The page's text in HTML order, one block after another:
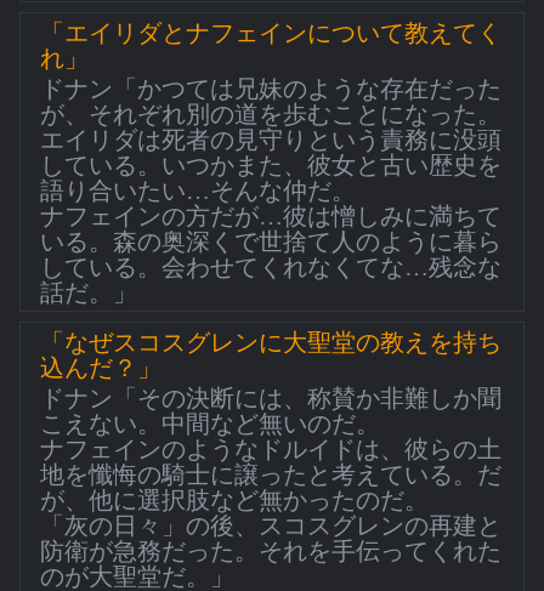
「エイリダとナフェインについて教えてく
れ」
ドナン「かつては兄妹のような存在だった
が、それぞれ別の道を歩むことになった。
エイリダは死者の見守りという責務に没頭
している。いつかまた、彼女と古い歴史を
語り合いたい…そんな仲だ。
ナフェインの方だが…彼は憎しみに満ちて
いる。森の奥深くで世捨て人のように暮ら
している。会わせてくれなくてな…残念な
話だ。」
「なぜスコスグレンに大聖堂の教えを持ち
込んだ？」
ドナン「その決断には、称賛か非難しか聞
こえない。中間など無いのだ。
ナフェインのようなドルイドは、彼らの土
地を懺悔の騎士に譲ったと考えている。だ
が、他に選択肢など無かったのだ。
「灰の日々」の後、スコスグレンの再建と
防衛が急務だった。それを手伝ってくれた
のが大聖堂だ。」